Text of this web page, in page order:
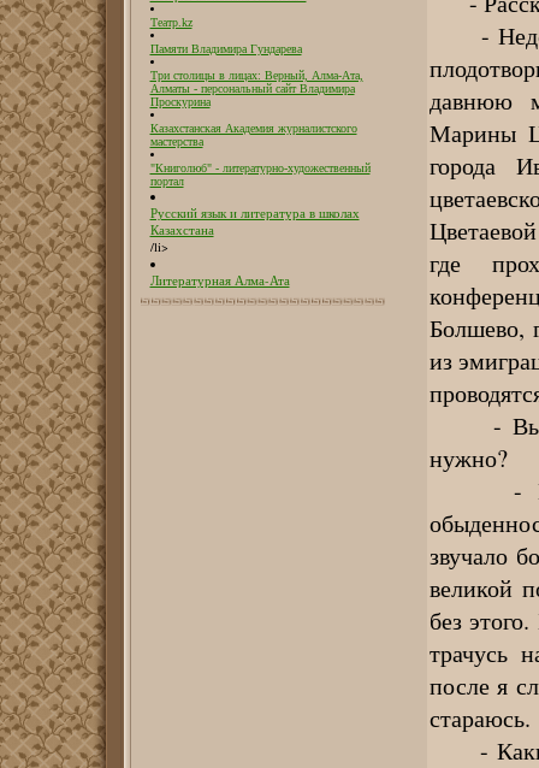
Театр.kz
Памяти Владимира Гундарева
Три столицы в лицах: Верный, Алма-Ата,
Алматы - персональный сайт Владимира
Проскурина
Казахстанская Академия журналистского
мастерства
"Книголюб" - литературно-художественный
портал
Русский язык и литература в школах
Казахстана
/li>
Литературная Алма-Ата
-
давнюю
Марины
города
где
Болшево,
из
- Вы их
нужно?
- Мне
звучало
великой
без
трачусь
после я
стараюсь.
- Какие